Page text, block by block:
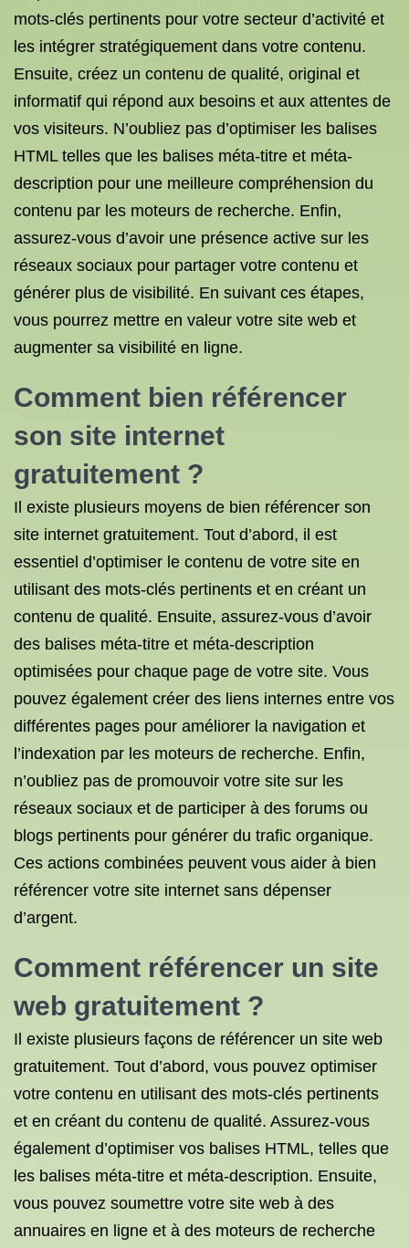
mots-clés pertinents pour votre secteur d’activité et
les intégrer stratégiquement dans votre contenu.
Ensuite, créez un contenu de qualité, original et
informatif qui répond aux besoins et aux attentes de
vos visiteurs. N’oubliez pas d’optimiser les balises
HTML telles que les balises méta-titre et méta-
description pour une meilleure compréhension du
contenu par les moteurs de recherche. Enfin,
assurez-vous d’avoir une présence active sur les
réseaux sociaux pour partager votre contenu et
générer plus de visibilité. En suivant ces étapes,
vous pourrez mettre en valeur votre site web et
augmenter sa visibilité en ligne.
Comment bien référencer
son site internet
gratuitement ?
Il existe plusieurs moyens de bien référencer son
site internet gratuitement. Tout d’abord, il est
essentiel d’optimiser le contenu de votre site en
utilisant des mots-clés pertinents et en créant un
contenu de qualité. Ensuite, assurez-vous d’avoir
des balises méta-titre et méta-description
optimisées pour chaque page de votre site. Vous
pouvez également créer des liens internes entre vos
différentes pages pour améliorer la navigation et
l’indexation par les moteurs de recherche. Enfin,
n’oubliez pas de promouvoir votre site sur les
réseaux sociaux et de participer à des forums ou
blogs pertinents pour générer du trafic organique.
Ces actions combinées peuvent vous aider à bien
référencer votre site internet sans dépenser
d’argent.
Comment référencer un site
web gratuitement ?
Il existe plusieurs façons de référencer un site web
gratuitement. Tout d’abord, vous pouvez optimiser
votre contenu en utilisant des mots-clés pertinents
et en créant du contenu de qualité. Assurez-vous
également d’optimiser vos balises HTML, telles que
les balises méta-titre et méta-description. Ensuite,
vous pouvez soumettre votre site web à des
annuaires en ligne et à des moteurs de recherche